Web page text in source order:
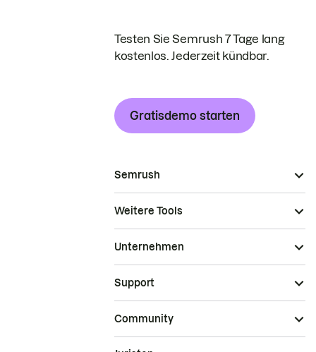
Testen Sie Semrush 7 Tage lang
kostenlos. Jederzeit kündbar.
Gratisdemo starten
Semrush
Weitere Tools
Unternehmen
Support
Community